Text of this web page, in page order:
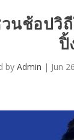
นช้อปวิ
ปิ้
by Admin | Jun